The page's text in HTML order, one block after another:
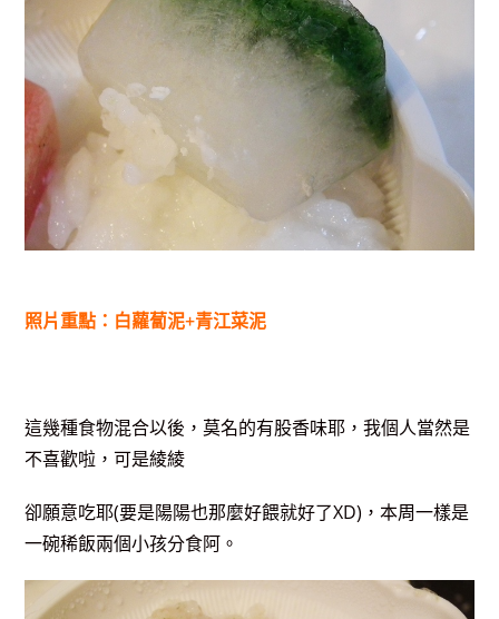
照片重點：白蘿蔔泥+青江菜泥
這幾種食物混合以後，莫名的有股香味耶，我個人當然是
不喜歡啦，可是綾綾
卻願意吃耶(要是陽陽也那麼好餵就好了XD)，本周一樣是
一碗稀飯兩個小孩分食阿。